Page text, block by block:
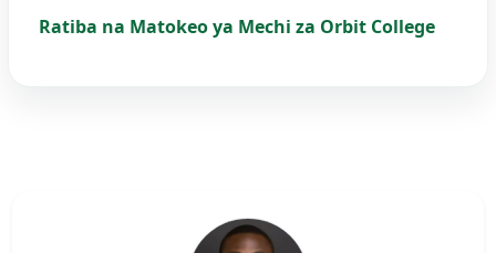
Ratiba na Matokeo ya Mechi za Orbit College